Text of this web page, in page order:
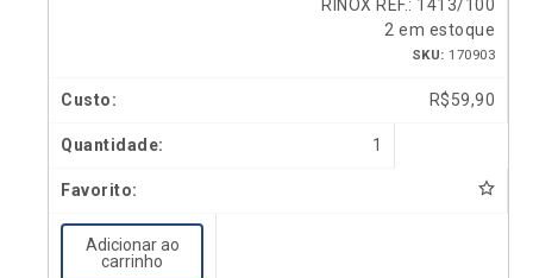
RINOX REF.: 1413/100
2 em estoque
SKU: 170903
R$59,90
1
Adicionar ao
carrinho